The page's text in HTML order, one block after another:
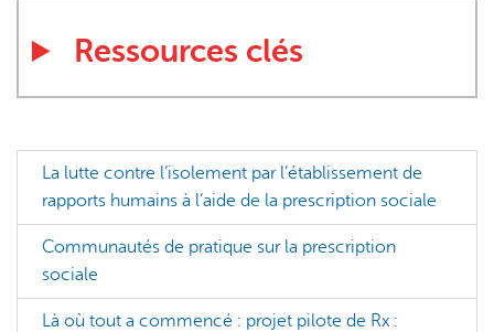
Ressources clés
La lutte contre l’isolement par l’établissement de
rapports humains à l’aide de la prescription sociale
Communautés de pratique sur la prescription
sociale
Là où tout a commencé : projet pilote de Rx :